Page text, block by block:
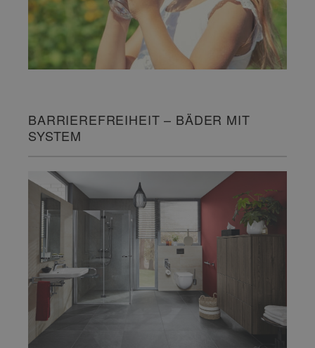
BARRIEREFREIHEIT – BÄDER MIT
SYSTEM